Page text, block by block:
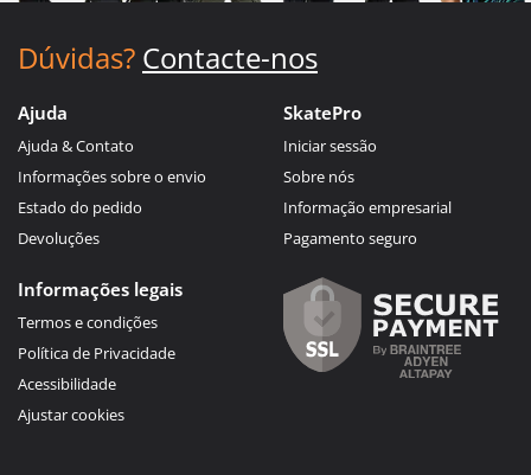
Dúvidas? Contacte-nos
Ajuda
Ajuda & Contato
Informações sobre o envio
Estado do pedido
Devoluções
SkatePro
Iniciar sessão
Sobre nós
Informação empresarial
Pagamento seguro
Informações legais
Termos e condições
Política de Privacidade
Acessibilidade
Ajustar cookies